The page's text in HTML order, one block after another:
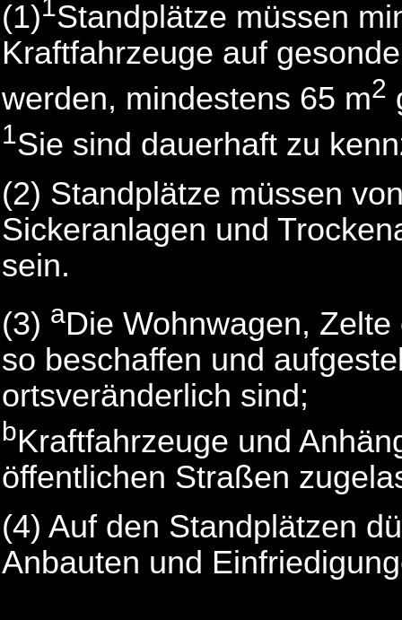
(1)1Standplätze müssen
Kraftfahrzeuge auf
werden, mindestens 65 m2
1Sie sind dauerhaft zu
(2) Standplätze müssen
Sickeranlagen und
sein.
(3) aDie Wohnwagen,
so beschaffen und
ortsveränderlich sind;
bKraftfahrzeuge und
öffentlichen Straßen
(4) Auf den Standplätzen
Anbauten und